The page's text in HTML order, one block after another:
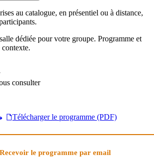
au catalogue, en présentiel ou à distance,
dédiée pour votre groupe. Programme et
contexte.
consulter
Télécharger le programme (PDF)
Recevoir le programme par email